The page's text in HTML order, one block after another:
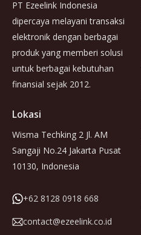
PT Ezeelink Indonesia
dipercaya melayani transaksi
elektronik dengan berbagai
produk yang memberi solusi
untuk berbagai kebutuhan
finansial sejak 2012.
Lokasi
Wisma Techking 2 Jl. AM
Sangaji No.24 Jakarta Pusat
10130, Indonesia
+62 8128 0918 668
contact@ezeelink.co.id